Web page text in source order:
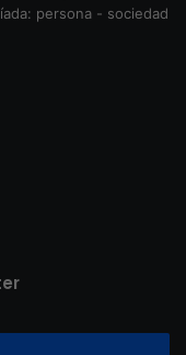
persona - sociedad